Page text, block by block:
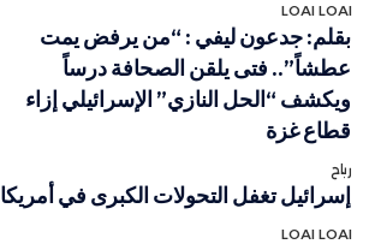
LOAI LOAI
بقلم: جدعون ليفي : “من يرفض يمت
عطشاً”.. فتى يلقن الصحافة درساً
ويكشف “الحل النازي” الإسرائيلي إزاء
قطاع غزة
رباح
إسرائيل تغفل التحولات الكبرى في أمريكا
LOAI LOAI